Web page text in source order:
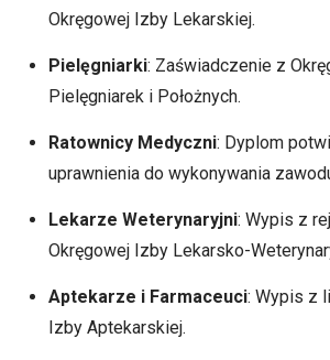
Okręgowej Izby Lekarskiej.
Pielęgniarki: Zaświadczenie z
Pielęgniarek i Położnych.
Ratownicy Medyczni: Dyplom
uprawnienia do wykonywania
Lekarze Weterynaryjni: Wypis z
Okręgowej Izby Lekarsko-
Aptekarze i Farmaceuci: Wypis z
Izby Aptekarskiej.